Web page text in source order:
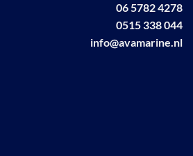
06 5782 4278
0515 338 044
info@avamarine.nl